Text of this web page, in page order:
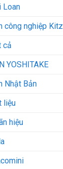
Loan
công nghiệp Kitz
cả
YOSHITAKE
Nhật Bản
liệu
hiệu